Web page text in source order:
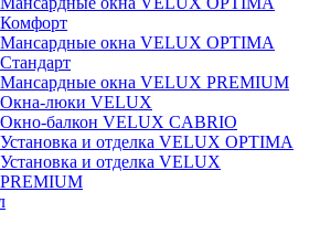
Комфорт
Мансардные окна VELUX OPTIMA
Стандарт
Мансардные окна VELUX PREMIUM
Окна-люки VELUX
Окно-балкон VELUX CABRIO
Установка и отделка VELUX OPTIMA
Установка и отделка VELUX
PREMIUM